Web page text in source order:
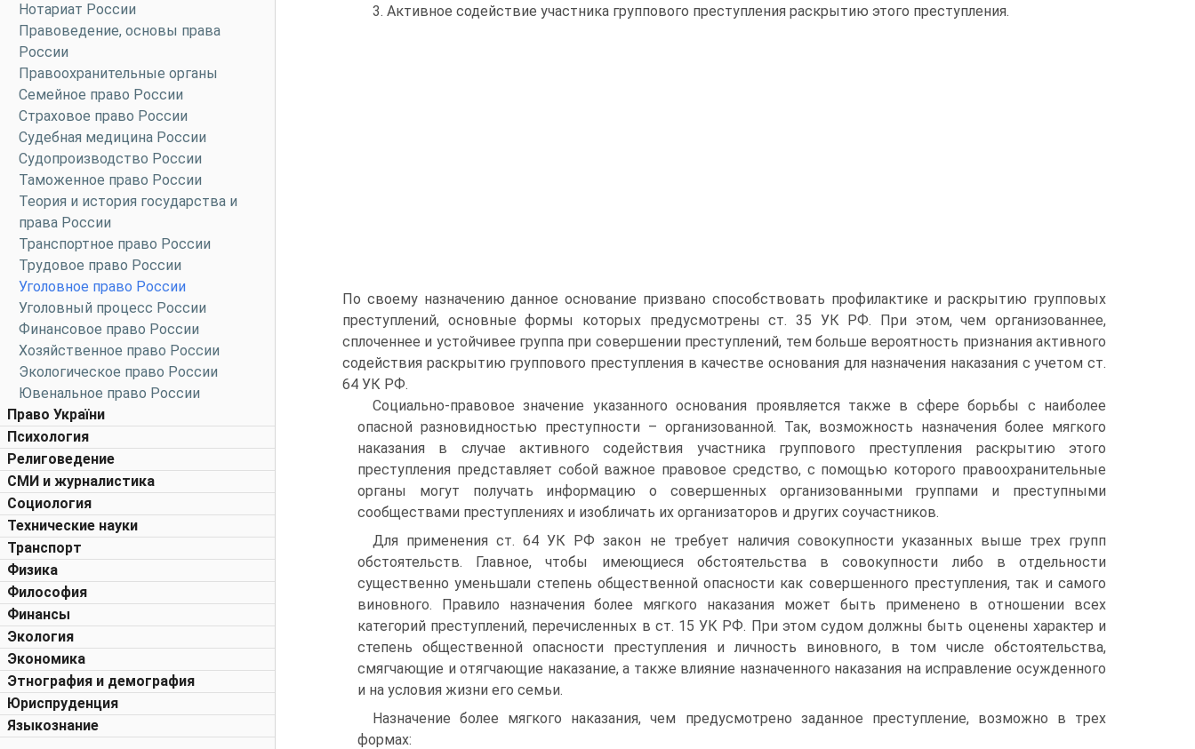
Нотариат России
Правоведение, основы права
России
Правоохранительные органы
Семейное право России
Страховое право России
Судебная медицина России
Судопроизводство России
Таможенное право России
Теория и история государства и
права России
Транспортное право России
Трудовое право России
Уголовное право России
Уголовный процесс России
Финансовое право России
Хозяйственное право России
Экологическое право России
Ювенальное право России
Право України
Психология
Религоведение
СМИ и журналистика
Социология
Технические науки
Транспорт
Физика
Философия
Финансы
Экология
Экономика
Этнография и демография
Юриспруденция
Языкознание
3. Активное содействие участника группового преступления раскрытию этого преступления.
По своему назначению данное основание призвано способствовать профилактике и раскрытию групповых
преступлений, основные формы которых предусмотрены ст. 35 УК РФ. При этом, чем организованнее,
сплоченнее и устойчивее группа при совершении преступлений, тем больше вероятность признания активного
содействия раскрытию группового преступления в качестве основания для назначения наказания с учетом ст.
64 УК РФ.
Социально-правовое значение указанного основания проявляется также в сфере борьбы с наиболее
опасной разновидностью преступности – организованной. Так, возможность назначения более мягкого
наказания в случае активного содействия участника группового преступления раскрытию этого
преступления представляет собой важное правовое средство, с помощью которого правоохранительные
органы могут получать информацию о совершенных организованными группами и преступными
сообществами преступлениях и изобличать их организаторов и других соучастников.
Для применения ст. 64 УК РФ закон не требует наличия совокупности указанных выше трех групп
обстоятельств. Главное, чтобы имеющиеся обстоятельства в совокупности либо в отдельности
существенно уменьшали степень общественной опасности как совершенного преступления, так и самого
виновного. Правило назначения более мягкого наказания может быть применено в отношении всех
категорий преступлений, перечисленных в ст. 15 УК РФ. При этом судом должны быть оценены характер и
степень общественной опасности преступления и личность виновного, в том числе обстоятельства,
смягчающие и отягчающие наказание, а также влияние назначенного наказания на исправление осужденного
и на условия жизни его семьи.
Назначение более мягкого наказания, чем предусмотрено заданное преступление, возможно в трех
формах: